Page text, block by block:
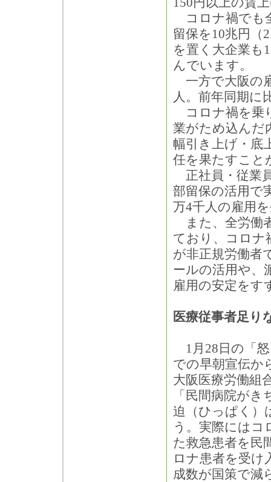
コロナ禍でも
留保を10兆円（
を置く大企業も
んでいます。
一方で大阪の
人。前年同期に
コロナ禍を乗
業がため込んだ
幅引き上げ・底
任を果たすこと
正社員・従業
部留保の活用で
万4千人の雇用
また、全労働
ており、コロナ
が非正規労働者
ールの活用や、
雇用の安定をす
医療従事者足り
1月28日の「
での早朝宣伝か
大阪医療労働組
「民間病院が
迫（ひっぱく）
う。実際には
た救急患者を民
ロナ患者を受け
成数が国策で減